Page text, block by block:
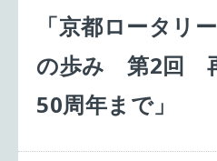
「京都ロータリ
の歩み 第2回
50周年まで」